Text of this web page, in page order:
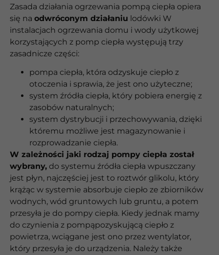
Zasada działania ogrzewania pompą ciepła opiera
się na odwróconym działaniu lodówki W
instalacjach ogrzewania domu i wody użytkowej
korzystających z pomp ciepła występują trzy
zasadnicze części:
pompa ciepła, która odzyskuje ciepło z
otoczenia i sprawia, że jest ono użyteczne;
system źródła ciepła, który pobiera energię z
zasobów naturalnych;
system dystrybucji i przechowywania, dzięki
któremu możliwe jest magazynowanie i
rozprowadzanie ciepła.
W zależności jaki rodzaj pompy ciepła został
wybrany, do systemu źródła ciepła wpuszczany
jest płyn, najczęściej jest to roztwór glikolu, który
krążąc w systemie absorbuje ciepło ze zbiorników
wodnych, wód gruntowych lub gruntu, a potem
przesyła je do pompy ciepła. Kiedy jednak mamy
do czynienia z pompąpozyskującą ciepło z
powietrza, wciągane jest ono przez wentylator,
który przesyła je do urządzenia. Należy także